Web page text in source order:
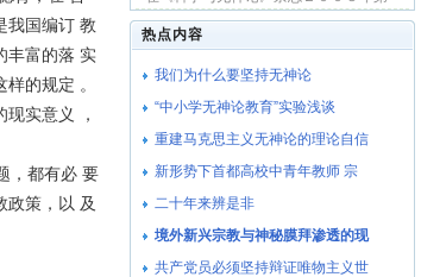
我国编订 教
丰富的落 实
的规定 。
实意义 ，
，都有必 要
政策，以 及
六期上，刊登了署名文丁的文章《科学
无神论必须进...
热点内容
我们为什么要坚持无神论
“中小学无神论教育”实验浅谈
重建马克思主义无神论的理论自信
新形势下首都高校中青年教师 宗
二十年来辨是非
境外新兴宗教与神秘膜拜渗透的现
共产党员必须坚持辩证唯物主义世